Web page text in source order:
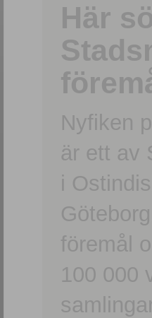
Här
Nyfiken
är ett av
i
föremål
100 000